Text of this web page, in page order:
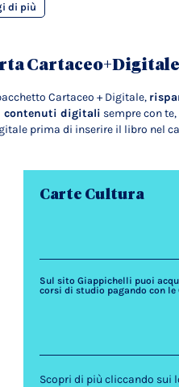
di più
Cartaceo+Digitale
Cartaceo + Digitale,
contenuti digitali sempre con
prima di inserire il libro nel
Carte Cultura
Sul sito Giappichelli puoi
corsi di studio pagando con le
Scopri di più cliccando sui